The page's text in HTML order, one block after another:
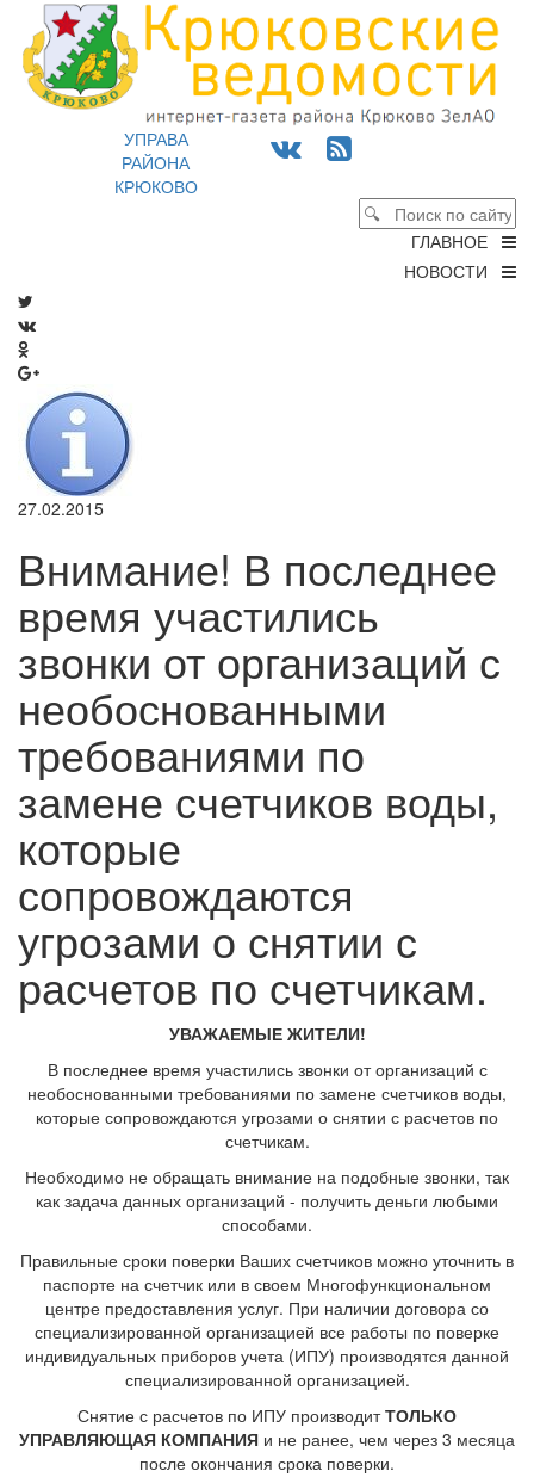
УПРАВА
РАЙОНА
КРЮКОВО
ГЛАВНОЕ
НОВОСТИ
27.02.2015
Внимание! В последнее
время участились
звонки от организаций с
необоснованными
требованиями по
замене счетчиков воды,
которые
сопровождаются
угрозами о снятии с
расчетов по счетчикам.
УВАЖАЕМЫЕ ЖИТЕЛИ!
В последнее время участились звонки от организаций с
необоснованными требованиями по замене счетчиков воды,
которые сопровождаются угрозами о снятии с расчетов по
счетчикам.
Необходимо не обращать внимание на подобные звонки, так
как задача данных организаций - получить деньги любыми
способами.
Правильные сроки поверки Ваших счетчиков можно уточнить в
паспорте на счетчик или в своем Многофункциональном
центре предоставления услуг. При наличии договора со
специализированной организацией все работы по поверке
индивидуальных приборов учета (ИПУ) производятся данной
специализированной организацией.
Снятие с расчетов по ИПУ производитТОЛЬКО
УПРАВЛЯЮЩАЯ КОМПАНИЯ и не ранее, чем через 3 месяца
после окончания срока поверки.